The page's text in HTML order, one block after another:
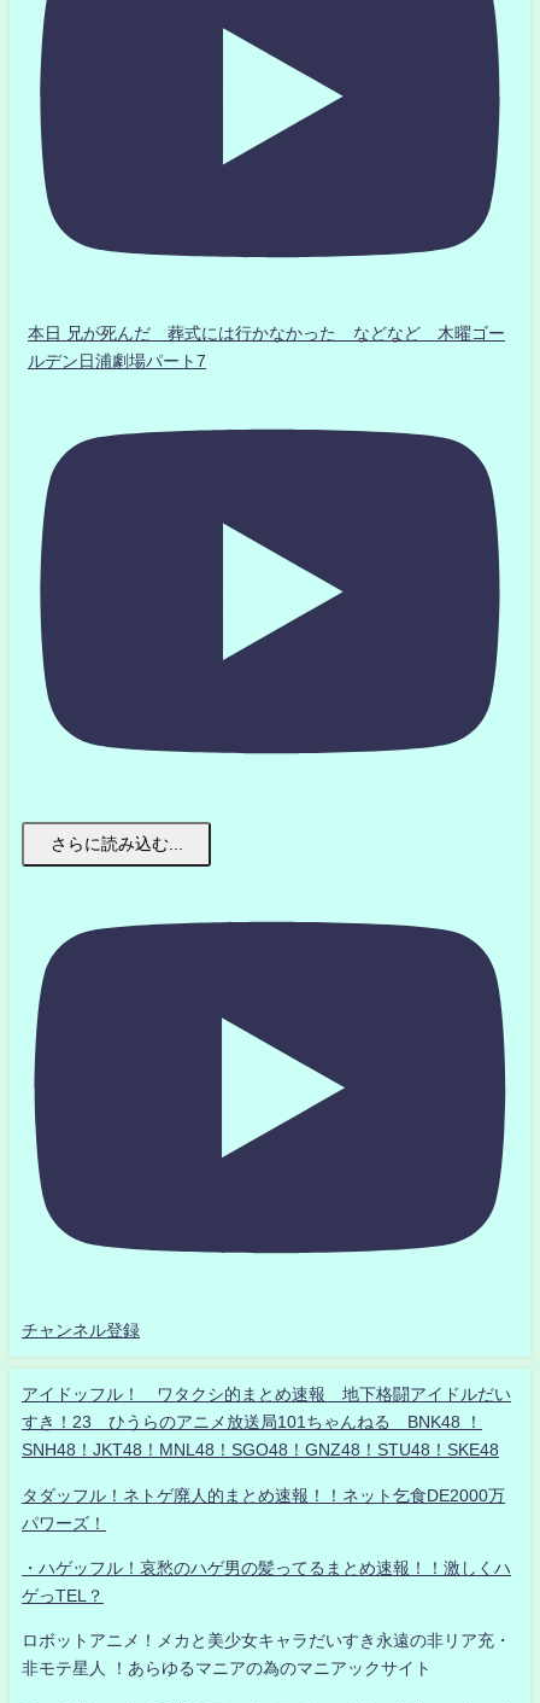
本日 兄が死んだ 葬式には行かなかった などなど 木曜ゴー
ルデン日浦劇場パート7
さらに読み込む...
チャンネル登録
アイドッフル！ ワタクシ的まとめ速報 地下格闘アイドルだい
すき！23 ひうらのアニメ放送局101ちゃんねる BNK48 ！
SNH48！JKT48！MNL48！SGO48！GNZ48！STU48！SKE48
タダッフル！ネトゲ廃人的まとめ速報！！ネット乞食DE2000万
パワーズ！
・ハゲッフル！哀愁のハゲ男の髪ってるまとめ速報！！激しくハ
ゲっTEL？
ロボットアニメ！メカと美少女キャラだいすき永遠の非リア充・
非モテ星人 ！あらゆるマニアの為のマニアックサイト